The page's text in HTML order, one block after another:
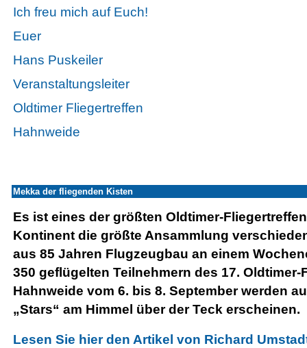
Ich freu mich auf Euch!
Euer
Hans Puskeiler
Veranstaltungsleiter
Oldtimer Fliegertreffen
Hahnweide
Mekka der fliegenden Kisten
Es ist eines der größten Oldtimer-
Kontinent die größte Ansammlung
aus 85 Jahren Flugzeugbau an einem
350 geflügelten Teilnehmern des 17.
Hahnweide vom 6. bis 8. September werden
„Stars“ am Himmel über der Teck erscheinen.
Lesen Sie hier den Artikel von Richard